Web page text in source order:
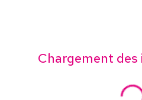
Chargement